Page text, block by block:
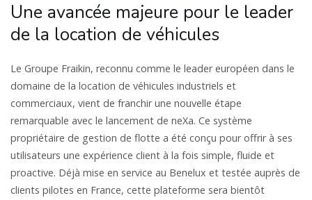
Une avancée majeure pour le leader
de la location de véhicules
Le Groupe Fraikin, reconnu comme le leader européen dans le
domaine de la location de véhicules industriels et
commerciaux, vient de franchir une nouvelle étape
remarquable avec le lancement de neXa. Ce système
propriétaire de gestion de flotte a été conçu pour offrir à ses
utilisateurs une expérience client à la fois simple, fluide et
proactive. Déjà mise en service au Benelux et testée auprès de
clients pilotes en France, cette plateforme sera bientôt